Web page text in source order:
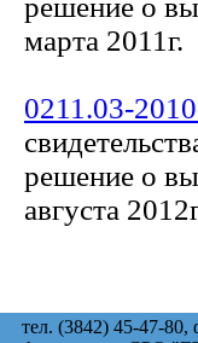
решение о
марта 2011г.
0211.03-
решение о
августа
тел. (3842) 45-47-80,